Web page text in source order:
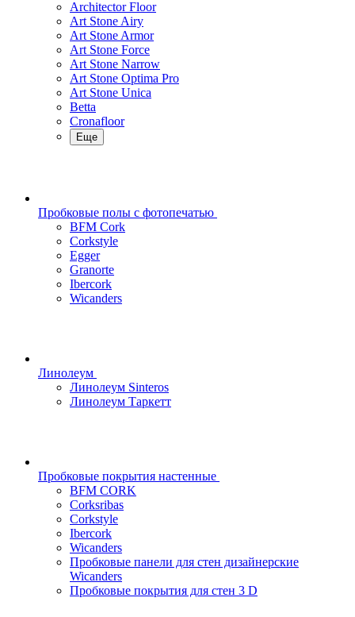
Architector Floor
Art Stone Airy
Art Stone Armor
Art Stone Force
Art Stone Narrow
Art Stone Optima Pro
Art Stone Unica
Betta
Cronafloor
Еще
Пробковые полы с фотопечатью
BFM Cork
Corkstyle
Egger
Granorte
Ibercork
Wicanders
Линолеум
Линолеум Sinteros
Линолеум Таркетт
Пробковые покрытия настенные
BFM CORK
Corksribas
Corkstyle
Ibercork
Wicanders
Пробковые панели для стен дизайнерские
Wicanders
Пробковые покрытия для стен 3 D